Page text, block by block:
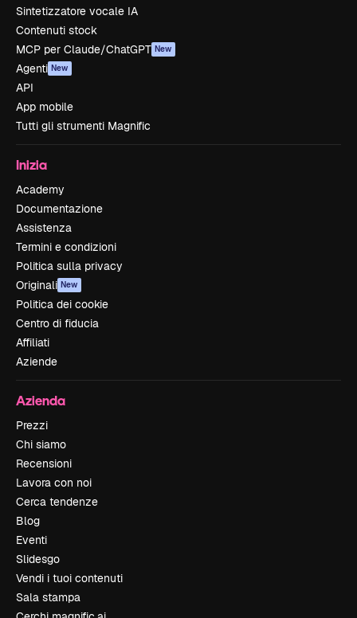
Sintetizzatore vocale IA
Contenuti stock
MCP per Claude/ChatGPT New
Agenti New
API
App mobile
Tutti gli strumenti Magnific
Inizia
Academy
Documentazione
Assistenza
Termini e condizioni
Politica sulla privacy
Originali New
Politica dei cookie
Centro di fiducia
Affiliati
Aziende
Azienda
Prezzi
Chi siamo
Recensioni
Lavora con noi
Cerca tendenze
Blog
Eventi
Slidesgo
Vendi i tuoi contenuti
Sala stampa